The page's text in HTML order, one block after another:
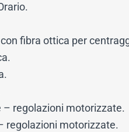
fibra ottica per
– regolazioni motorizzate.
regolazioni motorizzate.